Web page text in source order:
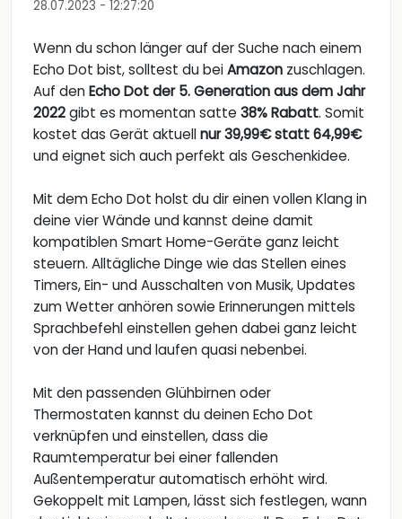
28.07.2023 - 12:27:20
Wenn du schon länger auf der Suche nach einem
Echo Dot bist, solltest du beiAmazon zuschlagen.
Auf denEcho Dot der 5. Generation aus dem Jahr
2022gibt es momentan satte 38% Rabatt. Somit
kostet das Gerät aktuellnur 39,99€ statt 64,99€
und eignet sich auch perfekt als Geschenkidee.
Mit dem Echo Dot holst du dir einen vollen Klang in
deine vier Wände und kannst deine damit
kompatiblen Smart Home-Geräte ganz leicht
steuern. Alltägliche Dinge wie das Stellen eines
Timers, Ein- und Ausschalten von Musik, Updates
zum Wetter anhören sowie Erinnerungen mittels
Sprachbefehl einstellen gehen dabei ganz leicht
von der Hand und laufen quasi nebenbei.
Mit den passenden Glühbirnen oder
Thermostaten kannst du deinen Echo Dot
verknüpfen und einstellen, dass die
Raumtemperatur bei einer fallenden
Außentemperatur automatisch erhöht wird.
Gekoppelt mit Lampen, lässt sich festlegen, wann